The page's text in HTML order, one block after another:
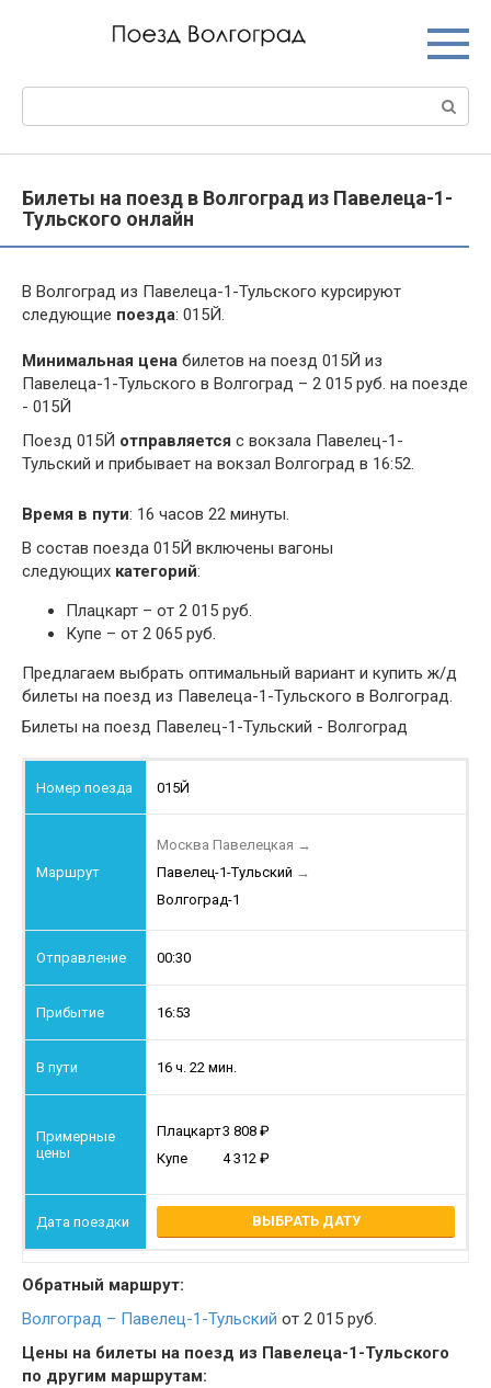
Билеты на поезд в Волгоград из Павелеца-1-
Тульского онлайн
В Волгоград из Павелеца-1-Тульского курсируют
следующие поезда: 015Й.
Минимальная цена билетов на поезд 015Й из
Павелеца-1-Тульского в Волгоград – 2 015 руб. на поезде
- 015Й
Поезд 015Й отправляется с вокзала Павелец-1-
Тульский и прибывает на вокзал Волгоград в 16:52.
Время в пути: 16 часов 22 минуты.
В состав поезда 015Й включены вагоны
следующих категорий:
Плацкарт – от 2 015 руб.
Купе – от 2 065 руб.
Предлагаем выбрать оптимальный вариант и купить ж/д
билеты на поезд из Павелеца-1-Тульского в Волгоград.
Билеты на поезд Павелец-1-Тульский - Волгоград
015Й
Москва Павелецкая →
Павелец-1-Тульский →
Волгоград-1
00:30
16:53
16 ч. 22 мин.
Плацкарт3 808
Купе
4 312
ВЫБРАТЬ ДАТУ
Обратный маршрут:
Волгоград – Павелец-1-Тульский от 2 015 руб.
Цены на билеты на поезд из Павелеца-1-Тульского
по другим маршрутам: